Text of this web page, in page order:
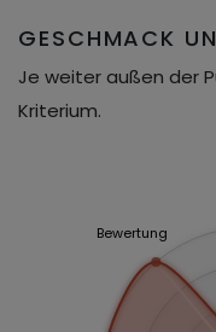
GESCHMACK
Je weiter außen der
Kriterium.
Bewertung